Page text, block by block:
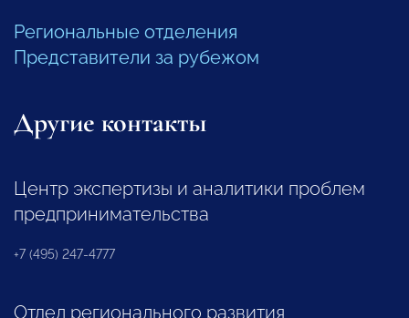
Региональные отделения
Представители за рубежом
Другие контакты
Центр экспертизы и аналитики проблем
предпринимательства
+7 (495) 247-4777
Отдел регионального развития